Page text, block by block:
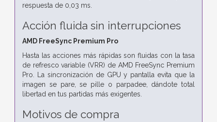
respuesta de 0,03 ms.
Acción fluida sin interrupciones
AMD FreeSync Premium Pro
Hasta las acciones más rápidas son fluidas con la tasa
de refresco variable (VRR) de AMD FreeSync Premium
Pro. La sincronización de GPU y pantalla evita que la
imagen se pare, se pille o parpadee, dándote total
libertad en tus partidas más exigentes.
Motivos de compra